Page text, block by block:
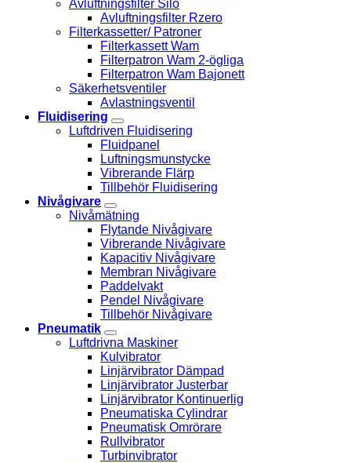
Avluftningsfilter Silo
Avluftningsfilter Rzero
Filterkassetter/ Patroner
Filterkassett Wam
Filterpatron Wam 2-ögliga
Filterpatron Wam Bajonett
Säkerhetsventiler
Avlastningsventil
Fluidisering
Luftdriven Fluidisering
Fluidpanel
Luftningsmunstycke
Vibrerande Flärp
Tillbehör Fluidisering
Nivågivare
Nivåmätning
Flytande Nivågivare
Vibrerande Nivågivare
Kapacitiv Nivågivare
Membran Nivågivare
Paddelvakt
Pendel Nivågivare
Tillbehör Nivågivare
Pneumatik
Luftdrivna Maskiner
Kulvibrator
Linjärvibrator Dämpad
Linjärvibrator Justerbar
Linjärvibrator Kontinuerlig
Pneumatiska Cylindrar
Pneumatisk Omrörare
Rullvibrator
Turbinvibrator